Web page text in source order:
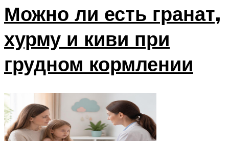
Можно ли есть гранат,
хурму и киви при
грудном кормлении